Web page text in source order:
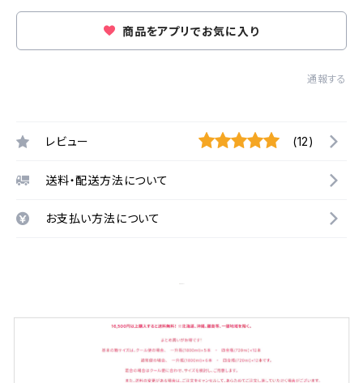
商品をアプリでお気に入り
通報する
レビュー (12)
送料・配送方法について
お支払い方法について